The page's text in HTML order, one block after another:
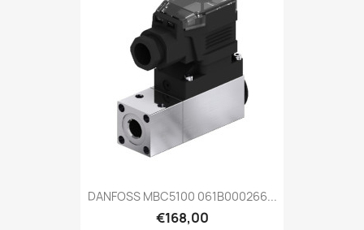
DANFOSS MBC5100 061B000266...
€168,00